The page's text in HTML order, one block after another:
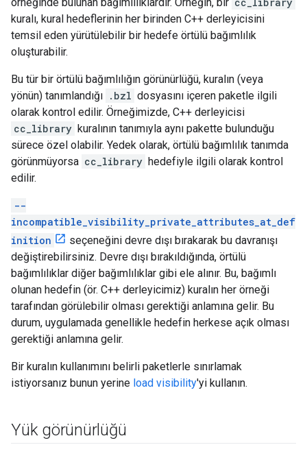
kuralı, kural hedeflerinin her birinden C++ derleyicisini
temsil eden yürütülebilir bir hedefe örtülü bağımlılık
oluşturabilir.
Bu tür bir örtülü bağımlılığın görünürlüğü, kuralın (veya
yönün) tanımlandığı .bzl dosyasını içeren paketle ilgili
olarak kontrol edilir. Örneğimizde, C++ derleyicisi
cc_library kuralının tanımıyla aynı pakette bulunduğu
sürece özel olabilir. Yedek olarak, örtülü bağımlılık tanımda
görünmüyorsa cc_library hedefiyle ilgili olarak kontrol
edilir.
--
incompatible_visibility_private_attributes_at_def
inition
seçeneğini devre dışı bırakarak bu davranışı
değiştirebilirsiniz. Devre dışı bırakıldığında, örtülü
bağımlılıklar diğer bağımlılıklar gibi ele alınır. Bu, bağımlı
olunan hedefin (ör. C++ derleyicimiz) kuralın her örneği
tarafından görülebilir olması gerektiği anlamına gelir. Bu
durum, uygulamada genellikle hedefin herkese açık olması
gerektiği anlamına gelir.
Bir kuralın kullanımını belirli paketlerle sınırlamak
istiyorsanız bunun yerine load visibility'yi kullanın.
Yük görünürlüğü